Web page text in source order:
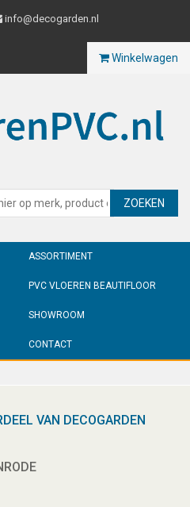
info@decogarden.nl
Winkelwagen
ZOEKEN
ASSORTIMENT
PVC VLOEREN BEAUTIFLOOR
SHOWROOM
CONTACT
VAN DECOGARDEN